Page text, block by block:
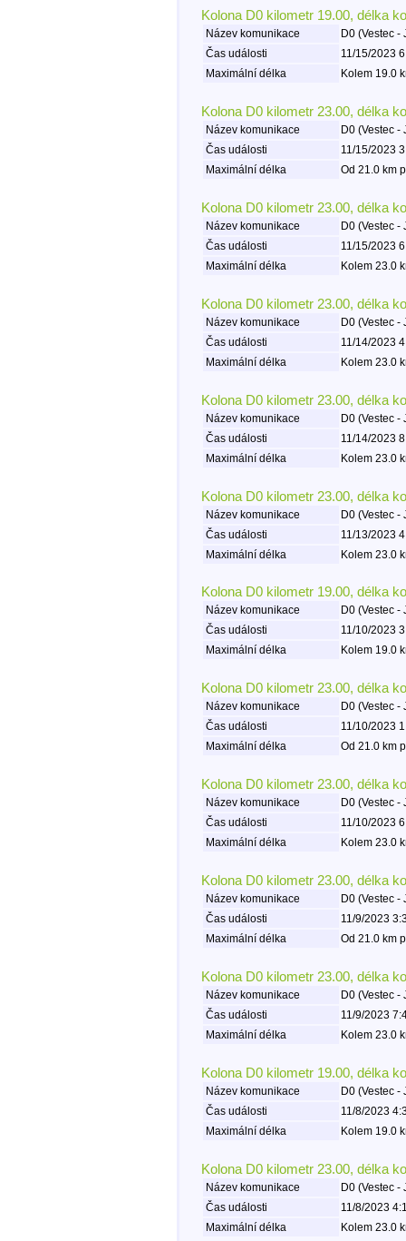
Kolona D0 kilometr 19.00, délka
Název komunikace
D0 (Vestec -
Čas události
11/15/2023
Maximální délka
Kolem 19.0
Kolona D0 kilometr 23.00, délka
Název komunikace
D0 (Vestec -
Čas události
11/15/2023
Maximální délka
Od 21.0 km
Kolona D0 kilometr 23.00, délka
Název komunikace
D0 (Vestec -
Čas události
11/15/2023
Maximální délka
Kolem 23.0
Kolona D0 kilometr 23.00, délka
Název komunikace
D0 (Vestec -
Čas události
11/14/2023
Maximální délka
Kolem 23.0
Kolona D0 kilometr 23.00, délka
Název komunikace
D0 (Vestec -
Čas události
11/14/2023
Maximální délka
Kolem 23.0
Kolona D0 kilometr 23.00, délka
Název komunikace
D0 (Vestec -
Čas události
11/13/2023
Maximální délka
Kolem 23.0
Kolona D0 kilometr 19.00, délka
Název komunikace
D0 (Vestec -
Čas události
11/10/2023
Maximální délka
Kolem 19.0
Kolona D0 kilometr 23.00, délka
Název komunikace
D0 (Vestec -
Čas události
11/10/2023
Maximální délka
Od 21.0 km
Kolona D0 kilometr 23.00, délka
Název komunikace
D0 (Vestec -
Čas události
11/10/2023
Maximální délka
Kolem 23.0
Kolona D0 kilometr 23.00, délka
Název komunikace
D0 (Vestec -
Čas události
11/9/2023
Maximální délka
Od 21.0 km
Kolona D0 kilometr 23.00, délka
Název komunikace
D0 (Vestec -
Čas události
11/9/2023
Maximální délka
Kolem 23.0
Kolona D0 kilometr 19.00, délka
Název komunikace
D0 (Vestec -
Čas události
11/8/2023
Maximální délka
Kolem 19.0
Kolona D0 kilometr 23.00, délka
Název komunikace
D0 (Vestec -
Čas události
11/8/2023
Maximální délka
Kolem 23.0